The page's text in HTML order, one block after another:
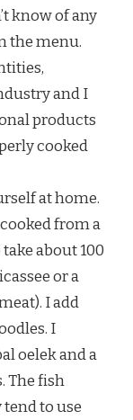
know of any
the menu.
and I
products
cooked
at home.
from a
about 100
or a
I add
I
oelek and a
The fish
to use